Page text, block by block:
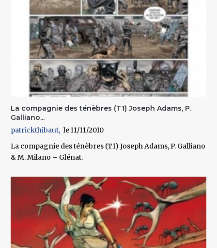
La compagnie des ténèbres (T1) Joseph Adams, P.
Galliano...
patrickthibaut
11/11/2010
La compagnie des ténèbres (T1) Joseph Adams, P. Galliano
& M. Milano – Glénat.